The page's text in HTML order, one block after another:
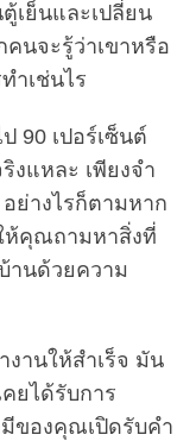
เย็นและเปลี่ยน
นจะรู้ว่าเขาหรือ
ำเช่นไร
90 เปอร์เซ็นต์
งแหละ เพียงจำ
ย่างไรก็ตามหาก
ห้คุณถามหาสิ่งที่
านด้วยความ
านให้สำเร็จ มัน
ยได้รับการ
ของคุณเปิดรับคำ